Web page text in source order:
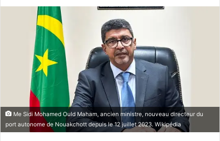
Me Sidi Mohamed Ould Maham, ancien ministre, nouveau directeur du
port autonome de Nouakchott depuis le 12 juillet 2023. Wikipédia